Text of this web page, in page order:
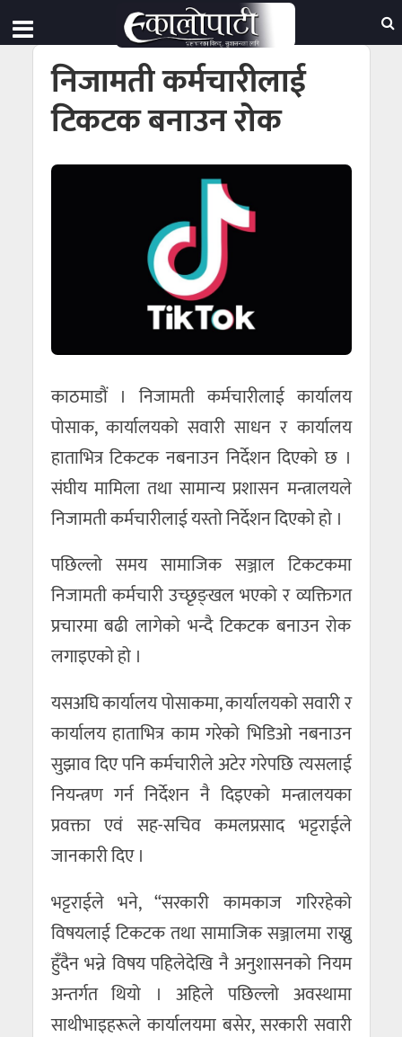
निजामती कर्मचारीलाई
टिकटक बनाउन रोक
काठमाडौं । निजामती कर्मचारीलाई कार्यालय
पोसाक, कार्यालयको सवारी साधन र कार्यालय
हाताभित्र टिकटक नबनाउन निर्देशन दिएको छ ।
संघीय मामिला तथा सामान्य प्रशासन मन्त्रालयले
निजामती कर्मचारीलाई यस्तो निर्देशन दिएको हो ।
पछिल्लो समय सामाजिक सञ्जाल टिकटकमा
निजामती कर्मचारी उच्छृङ्खल भएको र व्यक्तिगत
प्रचारमा बढी लागेको भन्दै टिकटक बनाउन रोक
लगाइएको हो ।
यसअघि कार्यालय पोसाकमा, कार्यालयको सवारी र
कार्यालय हाताभित्र काम गरेको भिडिओ नबनाउन
सुझाव दिए पनि कर्मचारीले अटेर गरेपछि त्यसलाई
नियन्त्रण गर्न निर्देशन नै दिइएको मन्त्रालयका
प्रवक्ता एवं सह-सचिव कमलप्रसाद भट्टराईले
जानकारी दिए ।
भट्टराईले भने, “सरकारी कामकाज गरिरहेको
विषयलाई टिकटक तथा सामाजिक सञ्जालमा राख्नु
हुँदैन भन्ने विषय पहिलेदेखि नै अनुशासनको नियम
अन्तर्गत थियो । अहिले पछिल्लो अवस्थामा
साथीभाइहरूले कार्यालयमा बसेर, सरकारी सवारी